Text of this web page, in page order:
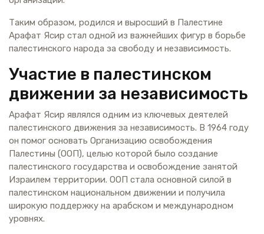
Таким образом, родился и выросший в Палестине
Арафат Ясир стал одной из важнейших фигур в борьбе
палестинского народа за свободу и независимость.
Участие в палестинском
движении за независимость
Арафат Ясир являлся одним из ключевых деятелей
палестинского движения за независимость. В 1964 году
он помог основать Организацию освобождения
Палестины (ООП), целью которой было создание
палестинского государства и освобождение занятой
Израилем территории. ООП стала основной силой в
палестинском национальном движении и получила
широкую поддержку на арабском и международном
уровнях.